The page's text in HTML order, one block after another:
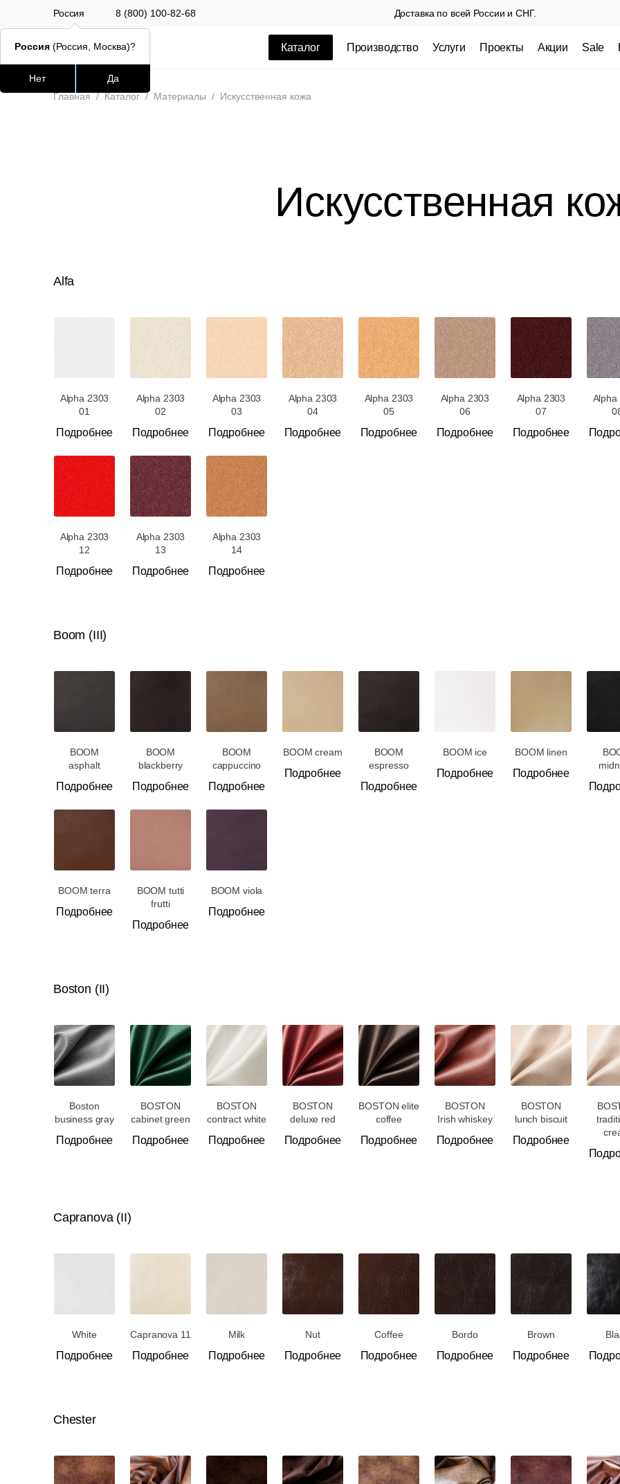
Россия 8 (800) 100-82-68 Доставка по всей России и СНГ.
Каталог Производство Услуги Проекты Акции Sale
Часто ищут Популярные товары
Главная / Каталог / Материалы / Искусственная кожа
Искусственная
Alfa
Alpha 2303
01
Подробнее
Alpha 2303
02
Подробнее
Alpha 2303
03
Подробнее
Alpha 2303
04
Подробнее
Alpha 2303
05
Подробнее
Alpha 2303
06
Подробнее
Alpha 2303
07
Подробнее
Alpha
Alpha 2303
12
Подробнее
Alpha 2303
13
Подробнее
Alpha 2303
14
Подробнее
Boom (III)
BOOM
asphalt
Подробнее
BOOM
blackberry
Подробнее
BOOM
cappuccino
Подробнее
BOOM cream
Подробнее
BOOM
espresso
Подробнее
BOOM ice
Подробнее
BOOM linen
Подробнее
BOOM terra
Подробнее
BOOM tutti
frutti
Подробнее
BOOM viola
Подробнее
Boston (II)
Boston
business gray
Подробнее
BOSTON
cabinet green
Подробнее
BOSTON
contract white
Подробнее
BOSTON
deluxe red
Подробнее
BOSTON elite
coffee
Подробнее
BOSTON
Irish whiskey
Подробнее
BOSTON
lunch biscuit
Подробнее
Capranova (II)
White
Подробнее
Capranova 11
Подробнее
Milk
Подробнее
Nut
Подробнее
Coffee
Подробнее
Bordo
Подробнее
Brown
Подробнее
Chester
Россия (Россия, Москва)?
Нет Да